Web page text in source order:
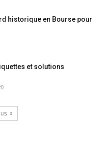
historique en Bourse pour
et solutions